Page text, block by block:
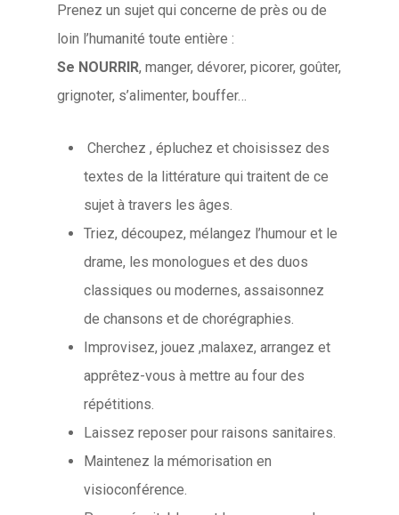
Prenez un sujet qui concerne de près ou de
loin l’humanité toute entière :
Se NOURRIR, manger, dévorer, picorer, goûter,
grignoter, s’alimenter, bouffer…
Cherchez , épluchez et choisissez des
textes de la littérature qui traitent de ce
sujet à travers les âges.
Triez, découpez, mélangez l’humour et le
drame, les monologues et des duos
classiques ou modernes, assaisonnez
de chansons et de chorégraphies.
Improvisez, jouez ,malaxez, arrangez et
apprêtez-vous à mettre au four des
répétitions.
Laissez reposer pour raisons sanitaires.
Maintenez la mémorisation en
visioconférence.